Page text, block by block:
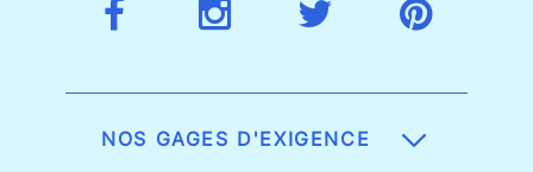
NOS GAGES D'EXIGENCE